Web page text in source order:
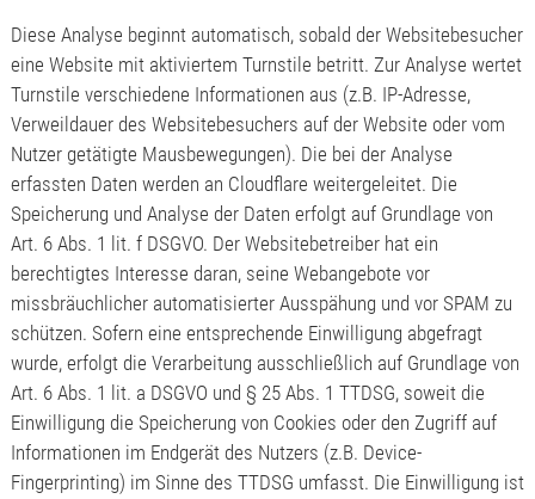
Diese Analyse beginnt automatisch, sobald der Websitebesucher
eine Website mit aktiviertem Turnstile betritt. Zur Analyse wertet
Turnstile verschiedene Informationen aus (z.B. IP-Adresse,
Verweildauer des Websitebesuchers auf der Website oder vom
Nutzer getätigte Mausbewegungen). Die bei der Analyse
erfassten Daten werden an Cloudflare weitergeleitet. Die
Speicherung und Analyse der Daten erfolgt auf Grundlage von
Art. 6 Abs. 1 lit. f DSGVO. Der Websitebetreiber hat ein
berechtigtes Interesse daran, seine Webangebote vor
missbräuchlicher automatisierter Ausspähung und vor SPAM zu
schützen. Sofern eine entsprechende Einwilligung abgefragt
wurde, erfolgt die Verarbeitung ausschließlich auf Grundlage von
Art. 6 Abs. 1 lit. a DSGVO und § 25 Abs. 1 TTDSG, soweit die
Einwilligung die Speicherung von Cookies oder den Zugriff auf
Informationen im Endgerät des Nutzers (z.B. Device-
Fingerprinting) im Sinne des TTDSG umfasst. Die Einwilligung ist